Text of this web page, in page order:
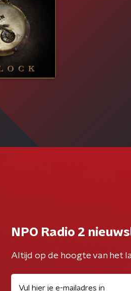
NPO Radio 2
Altijd op de hoogte van het